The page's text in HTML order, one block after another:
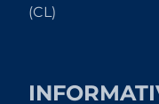
(CL)